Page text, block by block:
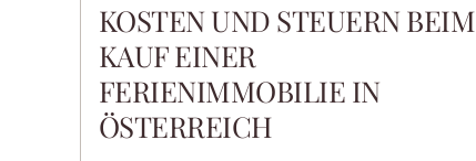
KOSTEN UND STEUERN BEIM
KAUF EINER
FERIENIMMOBILIE IN
ÖSTERREICH